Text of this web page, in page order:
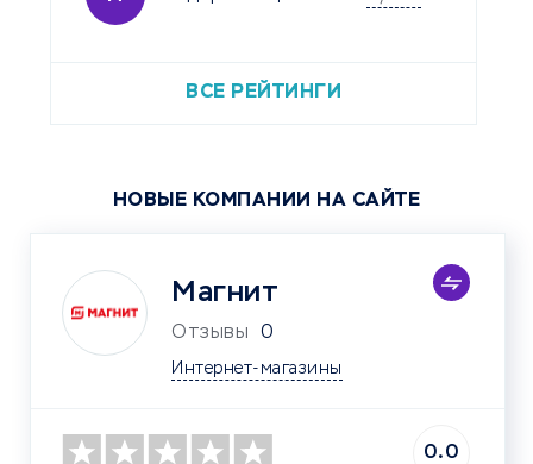
ВСЕ РЕЙТИНГИ
НОВЫЕ КОМПАНИИ НА САЙТЕ
Магнит
Отзывы 0
Интернет-магазины
0.0